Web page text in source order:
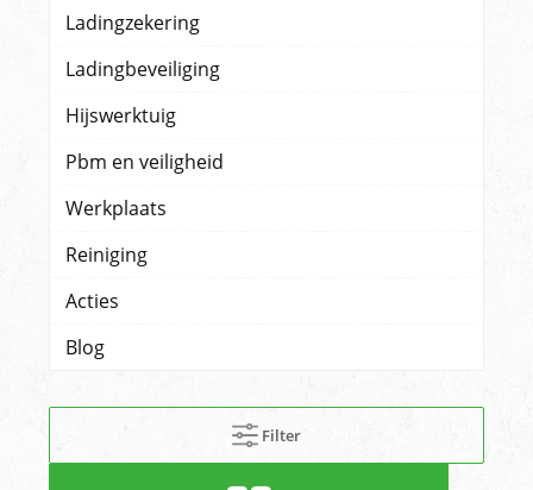
Ladingzekering
Ladingbeveiliging
Hijswerktuig
Pbm en veiligheid
Werkplaats
Reiniging
Acties
Blog
Filter